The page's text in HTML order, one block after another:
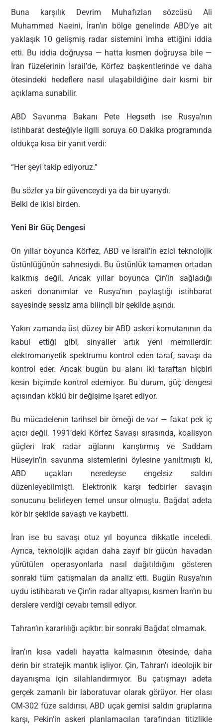
Buna karşılık Devrim Muhafızları sözcüsü Ali
Muhammed Naeini, İran’ın bölge genelinde ABD’ye ait
yaklaşık 10 gelişmiş radar sistemini imha ettiğini iddia
etti. Bu iddia doğruysa — hatta kısmen doğruysa bile —
İran füzelerinin İsrail’de, Körfez başkentlerinde ve daha
ötesindeki hedeflere nasıl ulaşabildiğine dair kısmi bir
açıklama sunabilir.
ABD Savunma Bakanı Pete Hegseth ise Rusya’nın
istihbarat desteğiyle ilgili soruya 60 Dakika programında
oldukça kısa bir yanıt verdi:
“Her şeyi takip ediyoruz.”
Bu sözler ya bir güvenceydi ya da bir uyarıydı.
Belki de ikisi birden.
Yeni Bir Güç Dengesi
On yıllar boyunca Körfez, ABD ve İsrail’in ezici teknolojik
üstünlüğünün sahnesiydi. Bu üstünlük tamamen ortadan
kalkmış değil. Ancak yıllar boyunca Çin’in sağladığı
askeri donanımlar ve Rusya’nın paylaştığı istihbarat
sayesinde sessiz ama bilinçli bir şekilde aşındı.
Yakın zamanda üst düzey bir ABD askeri komutanının da
kabul ettiği gibi, sinyaller artık yeni mermilerdir:
elektromanyetik spektrumu kontrol eden taraf, savaşı da
kontrol eder. Ancak bugün bu alanı iki taraftan hiçbiri
kesin biçimde kontrol edemiyor. Bu durum, güç dengesi
açısından köklü bir değişime işaret ediyor.
Bu mücadelenin tarihsel bir örneği de var — fakat pek iç
açıcı değil. 1991’deki Körfez Savaşı sırasında, koalisyon
güçleri Irak radar ağlarını karıştırmış ve Saddam
Hüseyin’in savunma sistemlerini öylesine yanıltmıştı ki,
ABD uçakları neredeyse engelsiz saldırı
düzenleyebilmişti. Elektronik karşı tedbirler savaşın
sonucunu belirleyen temel unsur olmuştu. Bağdat adeta
kör bir şekilde savaştı ve kaybetti.
İran ise bu savaşı otuz yıl boyunca dikkatle inceledi.
Ayrıca, teknolojik açıdan daha zayıf bir gücün havadan
yürütülen operasyonlarla nasıl dağıtıldığını gösteren
sonraki tüm çatışmaları da analiz etti. Bugün Rusya’nın
uydu istihbaratı ve Çin’in radar altyapısı, kısmen İran’ın bu
derslere verdiği cevabı temsil ediyor.
Tahran’ın kararlılığı açıktır: bir sonraki Bağdat olmamak.
İran’ın kısa vadeli hayatta kalmasının ötesinde, daha
derin bir stratejik mantık işliyor. Çin, Tahran’ı ideolojik bir
dayanışma için silahlandırmıyor. Bu çatışmayı adeta
gerçek zamanlı bir laboratuvar olarak görüyor. Her olası
CM-302 füze saldırısı, ABD uçak gemisi saldırı gruplarına
karşı, Pekin’in askeri planlamacıları tarafından titizlikle